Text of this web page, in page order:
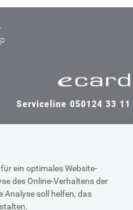
ein optimales Website-
des Online-Verhaltens der
Analyse soll helfen, das
Serviceline 050124 33 11